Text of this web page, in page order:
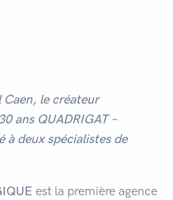
le créateur
ans QUADRIGAT –
à deux spécialistes de
est la première agence